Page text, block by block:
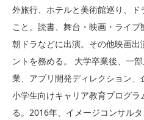
外旅行、ホテルと美術館巡り、
こと。読書、舞台・映画・ライ
朝ドラなどに出演。その他映画
ントを務める。 大学卒業後、一
業、アプリ開発ディレクション、
小学生向けキャリア教育プログ
る。2016年、イメージコンサル